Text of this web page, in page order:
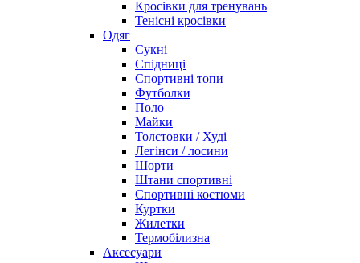
Кросівки для тренувань
Тенісні кросівки
Одяг
Сукні
Спідниці
Спортивні топи
Футболки
Поло
Майки
Толстовки / Худі
Легінси / лосини
Шорти
Штани спортивні
Спортивні костюми
Куртки
Жилетки
Термобілизна
Аксесуари